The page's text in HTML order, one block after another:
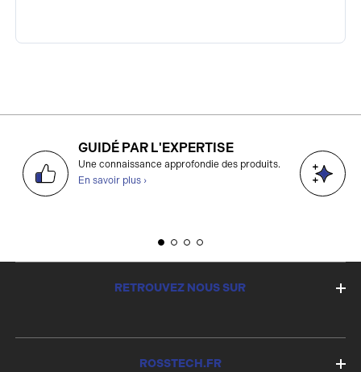
GUIDÉ PAR L'EXPERTISE
Une connaissance approfondie des produits.
En savoir plus ›
RETROUVEZ NOUS SUR
ROSSTECH.FR